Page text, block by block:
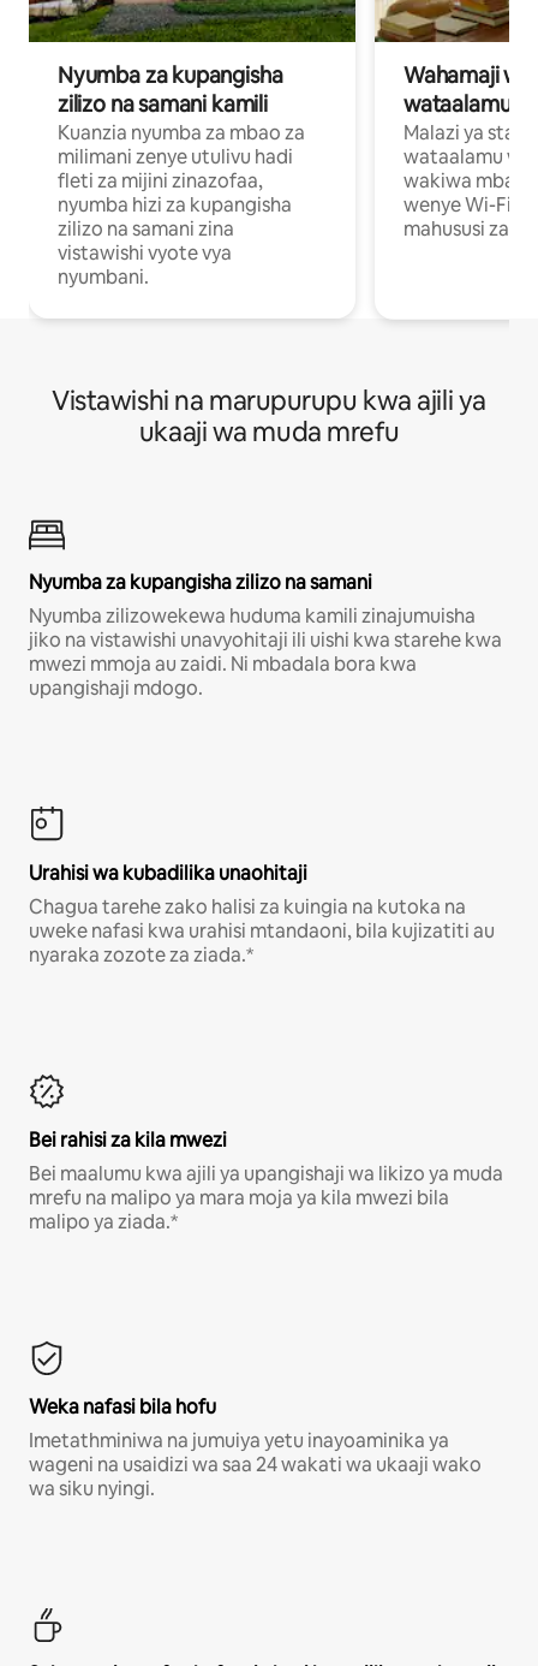
Nyumba za kupangisha
zilizo na samani kamili
Kuanzia nyumba za mbao za
milimani zenye utulivu hadi
fleti za mijini zinazofaa,
nyumba hizi za kupangisha
zilizo na samani zina
vistawishi vyote vya
nyumbani.
Wahamaji
wataalamu
Malazi ya
wataalamu
wakiwa mbali
wenye Wi-Fi
mahususi za
Vistawishi na marupurupu kwa ajili ya
ukaaji wa muda mrefu
Nyumba za kupangisha zilizo na samani
Nyumba zilizowekewa huduma kamili zinajumuisha
jiko na vistawishi unavyohitaji ili uishi kwa starehe kwa
mwezi mmoja au zaidi. Ni mbadala bora kwa
upangishaji mdogo.
Urahisi wa kubadilika unaohitaji
Chagua tarehe zako halisi za kuingia na kutoka na
uweke nafasi kwa urahisi mtandaoni, bila kujizatiti au
nyaraka zozote za ziada.*
Bei rahisi za kila mwezi
Bei maalumu kwa ajili ya upangishaji wa likizo ya muda
mrefu na malipo ya mara moja ya kila mwezi bila
malipo ya ziada.*
Weka nafasi bila hofu
Imetathminiwa na jumuiya yetu inayoaminika ya
wageni na usaidizi wa saa 24 wakati wa ukaaji wako
wa siku nyingi.